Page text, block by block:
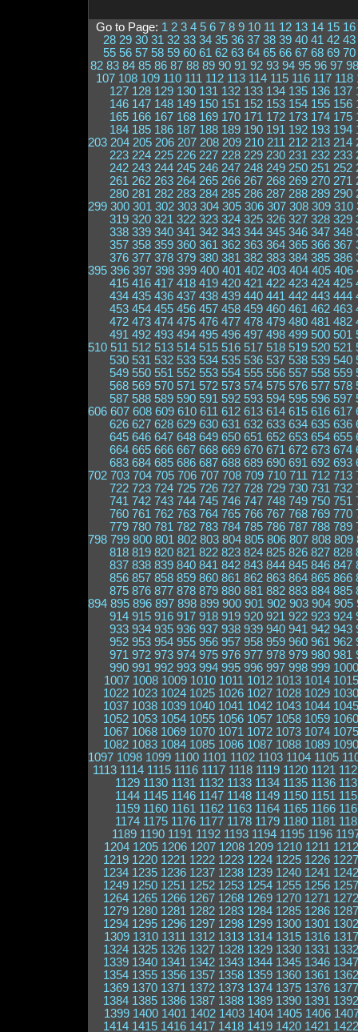
Go to Page: 1 2 3 4 5 6 7 8 9 10 11 12 13 14 15 16
28 29 30 31 32 33 34 35 36 37 38 39 40 41 42 43
55 56 57 58 59 60 61 62 63 64 65 66 67 68 69 70
82 83 84 85 86 87 88 89 90 91 92 93 94 95 96 97 98
107 108 109 110 111 112 113 114 115 116 117 118
127 128 129 130 131 132 133 134 135 136 137
146 147 148 149 150 151 152 153 154 155 156
165 166 167 168 169 170 171 172 173 174 175
184 185 186 187 188 189 190 191 192 193 194
203 204 205 206 207 208 209 210 211 212 213 214
223 224 225 226 227 228 229 230 231 232 233
242 243 244 245 246 247 248 249 250 251 252
261 262 263 264 265 266 267 268 269 270 271
280 281 282 283 284 285 286 287 288 289 290
299 300 301 302 303 304 305 306 307 308 309 310
319 320 321 322 323 324 325 326 327 328 329
338 339 340 341 342 343 344 345 346 347 348
357 358 359 360 361 362 363 364 365 366 367
376 377 378 379 380 381 382 383 384 385 386
395 396 397 398 399 400 401 402 403 404 405 406
415 416 417 418 419 420 421 422 423 424 425
434 435 436 437 438 439 440 441 442 443 444
453 454 455 456 457 458 459 460 461 462 463
472 473 474 475 476 477 478 479 480 481 482
491 492 493 494 495 496 497 498 499 500 501
510 511 512 513 514 515 516 517 518 519 520 521
530 531 532 533 534 535 536 537 538 539 540
549 550 551 552 553 554 555 556 557 558 559
568 569 570 571 572 573 574 575 576 577 578
587 588 589 590 591 592 593 594 595 596 597
606 607 608 609 610 611 612 613 614 615 616 617
626 627 628 629 630 631 632 633 634 635 636
645 646 647 648 649 650 651 652 653 654 655
664 665 666 667 668 669 670 671 672 673 674
683 684 685 686 687 688 689 690 691 692 693
702 703 704 705 706 707 708 709 710 711 712 713
722 723 724 725 726 727 728 729 730 731 732
741 742 743 744 745 746 747 748 749 750 751
760 761 762 763 764 765 766 767 768 769 770
779 780 781 782 783 784 785 786 787 788 789
798 799 800 801 802 803 804 805 806 807 808 809
818 819 820 821 822 823 824 825 826 827 828
837 838 839 840 841 842 843 844 845 846 847
856 857 858 859 860 861 862 863 864 865 866
875 876 877 878 879 880 881 882 883 884 885
894 895 896 897 898 899 900 901 902 903 904 905
914 915 916 917 918 919 920 921 922 923 924
933 934 935 936 937 938 939 940 941 942 943
952 953 954 955 956 957 958 959 960 961 962
971 972 973 974 975 976 977 978 979 980 981
990 991 992 993 994 995 996 997 998 999 1000
1007 1008 1009 1010 1011 1012 1013 1014 1015
1022 1023 1024 1025 1026 1027 1028 1029 1030
1037 1038 1039 1040 1041 1042 1043 1044 1045
1052 1053 1054 1055 1056 1057 1058 1059 1060
1067 1068 1069 1070 1071 1072 1073 1074 1075
1082 1083 1084 1085 1086 1087 1088 1089 1090
1097 1098 1099 1100 1101 1102 1103 1104 1105
1113 1114 1115 1116 1117 1118 1119 1120 1121
1129 1130 1131 1132 1133 1134 1135 1136
1144 1145 1146 1147 1148 1149 1150 1151
1159 1160 1161 1162 1163 1164 1165 1166
1174 1175 1176 1177 1178 1179 1180 1181
1189 1190 1191 1192 1193 1194 1195 1196
1204 1205 1206 1207 1208 1209 1210 1211 1212
1219 1220 1221 1222 1223 1224 1225 1226 1227
1234 1235 1236 1237 1238 1239 1240 1241 1242
1249 1250 1251 1252 1253 1254 1255 1256 1257
1264 1265 1266 1267 1268 1269 1270 1271 1272
1279 1280 1281 1282 1283 1284 1285 1286 1287
1294 1295 1296 1297 1298 1299 1300 1301 1302
1309 1310 1311 1312 1313 1314 1315 1316 1317
1324 1325 1326 1327 1328 1329 1330 1331 1332
1339 1340 1341 1342 1343 1344 1345 1346 1347
1354 1355 1356 1357 1358 1359 1360 1361 1362
1369 1370 1371 1372 1373 1374 1375 1376 1377
1384 1385 1386 1387 1388 1389 1390 1391 1392
1399 1400 1401 1402 1403 1404 1405 1406
1414 1415 1416 1417 1418 1419 1420 1421 1422